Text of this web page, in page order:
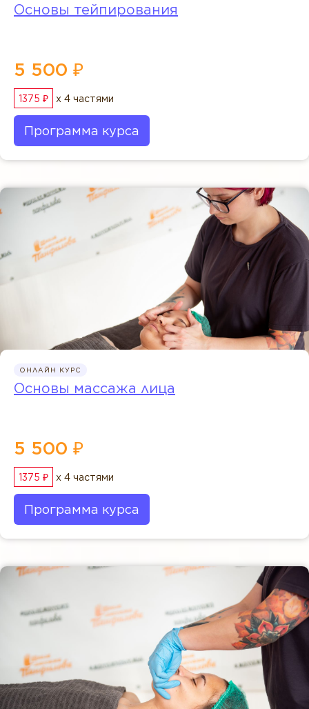
Основы тейпирования
5 500 ₽
1375 ₽ x 4 частями
Программа курса
ОНЛАЙН КУРС
Основы массажа лица
5 500 ₽
1375 ₽ x 4 частями
Программа курса